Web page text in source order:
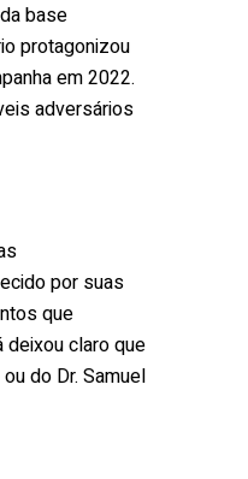
base
protagonizou
em 2022.
adversários
por suas
que
claro que
do Dr. Samuel